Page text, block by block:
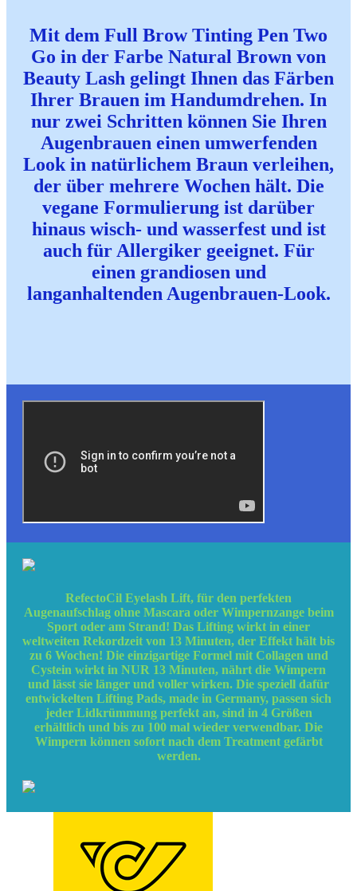
Mit dem Full Brow Tinting Pen Two
Go in der Farbe Natural Brown von
Beauty Lash gelingt Ihnen das Färben
Ihrer Brauen im Handumdrehen. In
nur zwei Schritten können Sie Ihren
Augenbrauen einen umwerfenden
Look in natürlichem Braun verleihen,
der über mehrere Wochen hält. Die
vegane Formulierung ist darüber
hinaus wisch- und wasserfest und ist
auch für Allergiker geeignet. Für
einen grandiosen und
langanhaltenden Augenbrauen-Look.
RefectoCil Eyelash Lift, für den perfekten
Augenaufschlag ohne Mascara oder Wimpernzange beim
Sport oder am Strand! Das Lifting wirkt in einer
weltweiten Rekordzeit von 13 Minuten, der Effekt hält bis
zu 6 Wochen! Die einzigartige Formel mit Collagen und
Cystein wirkt in NUR 13 Minuten, nährt die Wimpern
und lässt sie länger und voller wirken. Die speziell dafür
entwickelten Lifting Pads, made in Germany, passen sich
jeder Lidkrümmung perfekt an, sind in 4 Größen
erhältlich und bis zu 100 mal wieder verwendbar. Die
Wimpern können sofort nach dem Treatment gefärbt
werden.